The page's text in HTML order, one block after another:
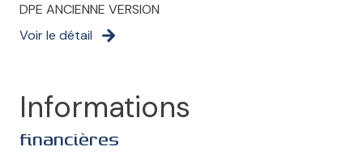
DPE ANCIENNE VERSION
Voir le détail
Informations
financières